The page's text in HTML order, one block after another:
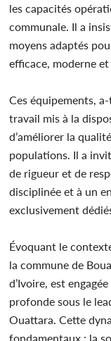
les capacités
communale. Il a
moyens adaptés
efficace, moderne
Ces équipements,
travail mis à la
d’améliorer la
populations. Il a
de rigueur et de
disciplinée et à un
exclusivement
Évoquant le
la commune de
d’Ivoire, est
profonde sous le
Ouattara. Cette
fondamentaux : la